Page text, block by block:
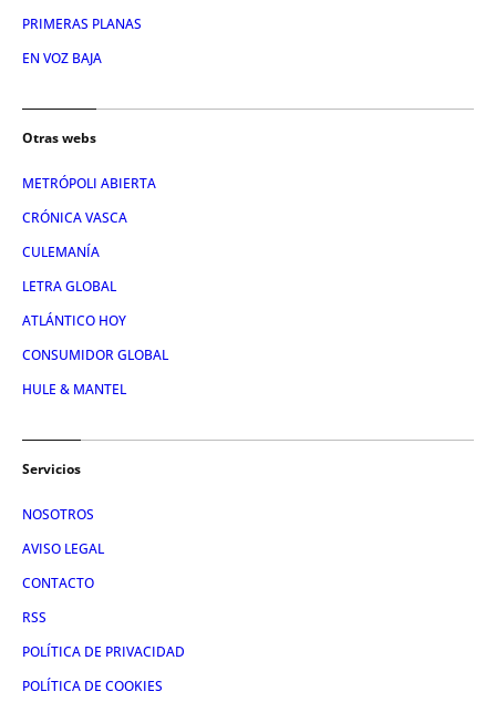
PRIMERAS PLANAS
EN VOZ BAJA
Otras webs
METRÓPOLI ABIERTA
CRÓNICA VASCA
CULEMANÍA
LETRA GLOBAL
ATLÁNTICO HOY
CONSUMIDOR GLOBAL
HULE & MANTEL
Servicios
NOSOTROS
AVISO LEGAL
CONTACTO
RSS
POLÍTICA DE PRIVACIDAD
POLÍTICA DE COOKIES